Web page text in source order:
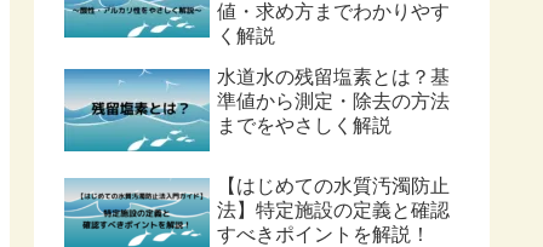
値・求め方までわかりやす
く解説
水道水の残留塩素とは？基
準値から測定・除去の方法
までをやさしく解説
【はじめての水質汚濁防止
法】特定施設の定義と確認
すべきポイントを解説！